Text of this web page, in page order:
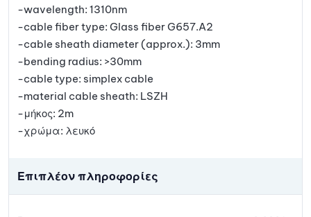
-wavelength: 1310nm
-cable fiber type: Glass fiber G657.A2
-cable sheath diameter (approx.): 3mm
-bending radius: >30mm
-cable type: simplex cable
-material cable sheath: LSZH
-μήκος: 2m
-χρώμα: λευκό
Επιπλέον πληροφορίες